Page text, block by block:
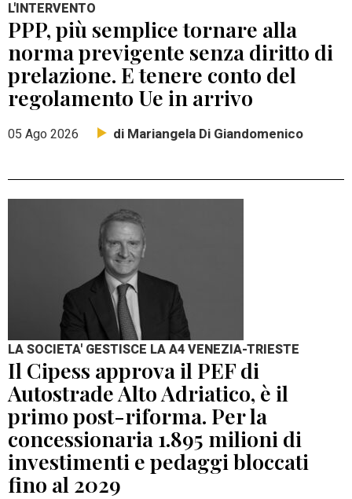
L'INTERVENTO
PPP, più semplice tornare alla
norma previgente senza diritto di
prelazione. E tenere conto del
regolamento Ue in arrivo
05 Ago 2026 di Mariangela Di Giandomenico
LA SOCIETA' GESTISCE LA A4 VENEZIA-TRIESTE
Il Cipess approva il PEF di
Autostrade Alto Adriatico, è il
primo post-riforma. Per la
concessionaria 1.895 milioni di
investimenti e pedaggi bloccati
fino al 2029